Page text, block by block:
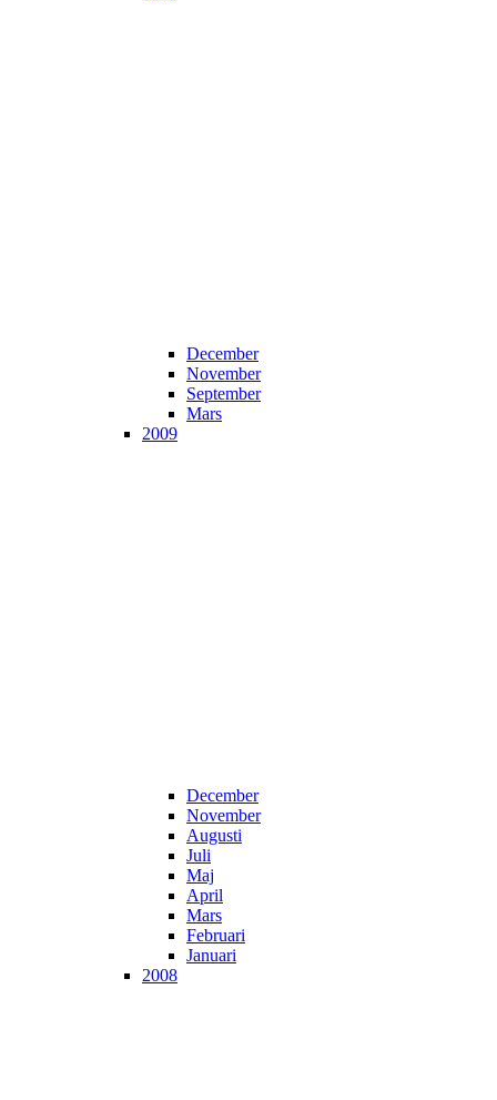
December
November
September
Mars
2009
December
November
Augusti
Juli
Maj
April
Mars
Februari
Januari
2008